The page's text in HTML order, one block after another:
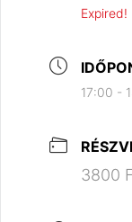
Expired!
17:00 -
3800